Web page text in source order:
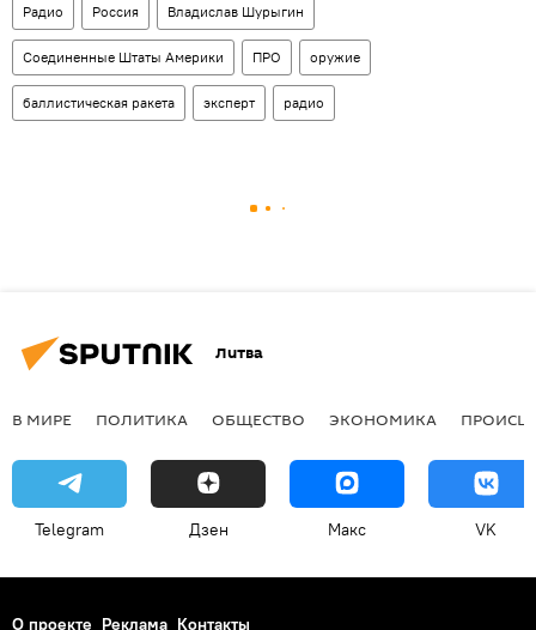
Радио Россия Владислав Шурыгин
Соединенные Штаты Америки ПРО оружие
баллистическая ракета эксперт радио
Литва
В МИРЕ ПОЛИТИКА ОБЩЕСТВО ЭКОНОМИКА
Telegram Дзен Макс VK
О проекте Реклама Контакты